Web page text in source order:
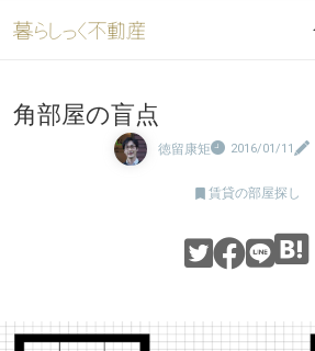
角部屋の盲点
徳留康矩 2016/01/11
 賃貸の部屋探し